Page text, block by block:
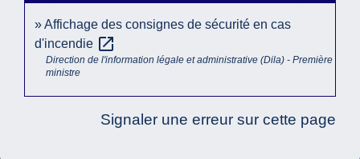
Affichage des consignes de sécurité en cas
d'incendie open_in_new
Direction de l'information légale et administrative (Dila) - Première
ministre
Signaler une erreur sur cette page